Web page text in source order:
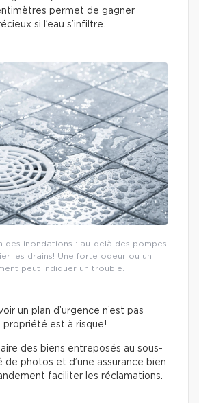
permet de gagner
si l’eau s’infiltre.
des inondations : au-delà des pompes…
les drains! Une forte odeur ou un
peut indiquer un trouble.
un plan d’urgence n’est pas
propriété est à risque!
des biens entreposés au sous-
de photos et d’une assurance bien
faciliter les réclamations.